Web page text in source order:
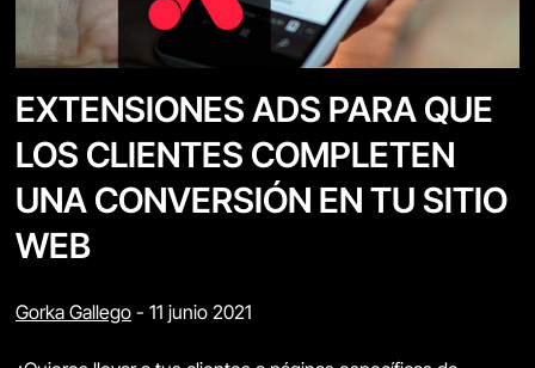
EXTENSIONES ADS PARA QUE
LOS CLIENTES COMPLETEN
UNA CONVERSIÓN EN TU SITIO
WEB
Gorka Gallego - 11 junio 2021